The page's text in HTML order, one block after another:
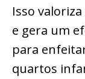
Isso
e gera um
para
quartos